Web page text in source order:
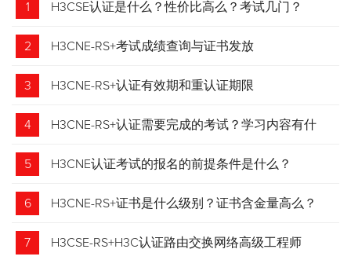
1 H3CSE认证是什么？性价比高么？考试几门？
2 H3CNE-RS+考试成绩查询与证书发放
3 H3CNE-RS+认证有效期和重认证期限
4 H3CNE-RS+认证需要完成的考试？学习内容有什
么？
5 H3CNE认证考试的报名的前提条件是什么？
6 H3CNE-RS+证书是什么级别？证书含金量高么？
7 H3CSE-RS+H3C认证路由交换网络高级工程师